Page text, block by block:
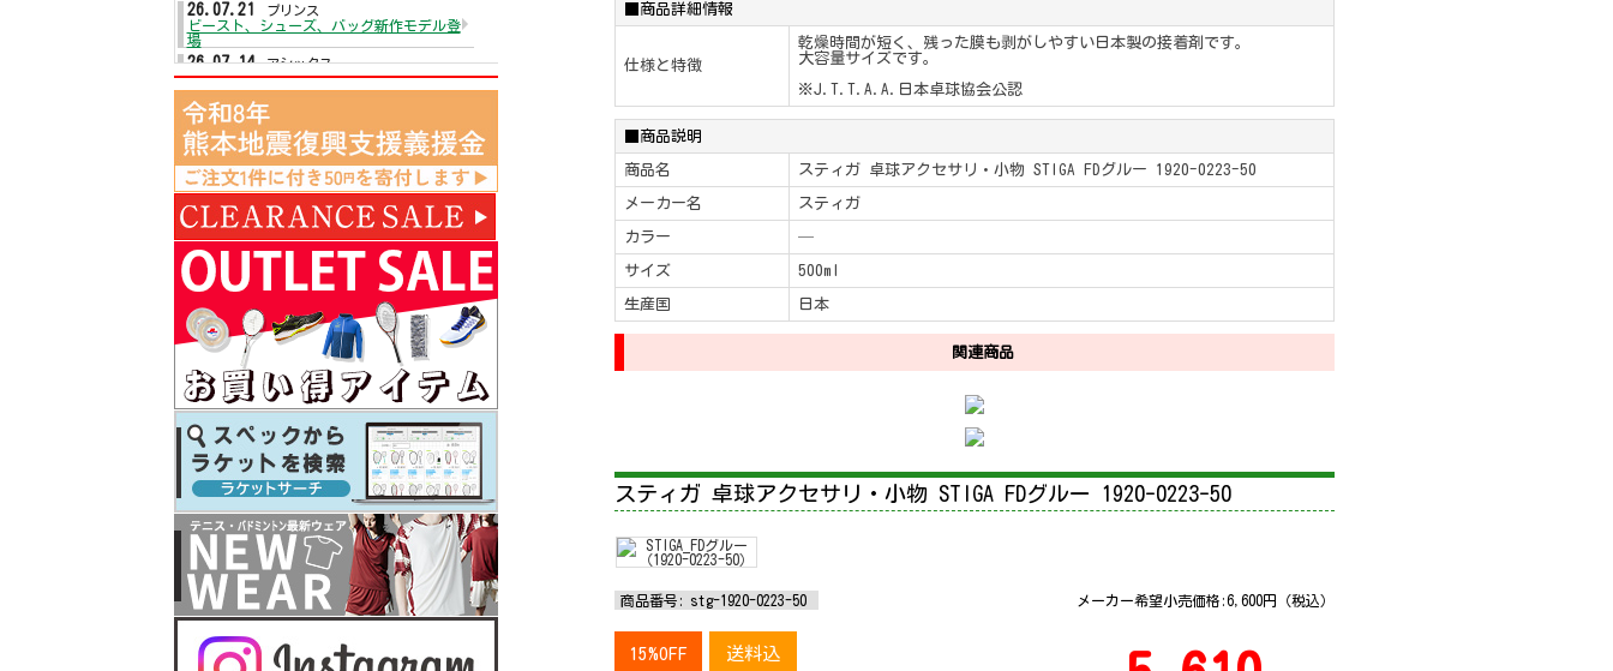
26.07.21 プリンス
ビースト、シューズ、バッグ新作モデル登
場
26.07.14 アシックス
テニスシューズがプライスダウン☆
26.07.13
テニスシューズ「パワークッションエアラ
スダッシュ5」が入荷！
26.07.13 ダンロップ
2026年秋冬モデルウェアが入荷！
26.07.09 ウィルソン
テニスラケットディファイアシリーズ予約
開始
26.07.09 アシックス
テニス シューズ シリーズ 予約開始！
26.07.08 プリンス
テニスラケット「ツアー（TOUR）」」シリ
ーズ予約開始！
26.07.07 フィラ
2026年秋冬モデルウェアが予約開始！
26.07.07 ダンロップ
セントジェームスお買い上げでボールバッ
グプレゼント
26.07.07 テクニファイバー
COURTまたはNFXお買い上げでレーザースピ
ン2張プレゼント
26.07.06 ゴーセン
夏企画Tシャツが入荷しました♪
26.06.26 ダンロップ
2026年秋冬モデルウェアが予約開始！
26.06.25 ゴーセン
2025年秋冬モデルテニスウェアがプライス
ダウン！
26.06.25 ヨネックス
バドシューズ 「パワークッション65Z」シ
リーズ再入荷
26.06.22 ゴーセン
■商品詳細情報
仕様と特徴
乾燥時間が短く、残った膜も剥がしやすい日本製の接着剤です。
大容量サイズです。
※J.T.T.A.A.日本卓球協会公認
■商品説明
商品名 スティガ 卓球アクセサリ・小物 STIGA FDグルー 1920-0223-50
メーカー名 スティガ
カラー ─
サイズ 500ml
生産国 日本
関連商品
スティガ 卓球アクセサリ・小物 STIGA FDグルー 1920-0223-50
商品番号: stg-1920-0223-50 メーカー希望小売価格:6,600円（税込）
15%OFF 送料込